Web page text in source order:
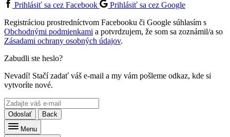
Prihlásiť sa cez Facebook
Prihlásiť sa cez Google
Registráciou prostredníctvom Facebooku či Google súhlasím s
Obchodnými podmienkami a potvrdzujem, že som sa zoznámil/a so
Zásadami ochrany osobných údajov.
Zabudli ste heslo?
Nevadí! Stačí zadať váš e-mail a my vám pošleme odkaz, kde si
vytvoríte nové.
Odoslať
Back
Menu